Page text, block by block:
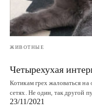
ЖИВОТНЫЕ
Четырехухая
Котикам грех жаловаться на
сетях. Не один, так другой
23/11/2021